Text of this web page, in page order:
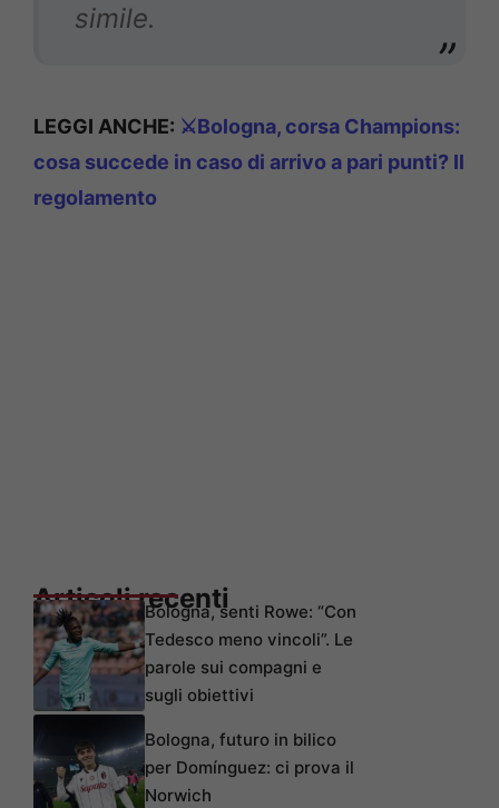
simile.
LEGGI ANCHE: ⚔️Bologna, corsa Champions:
cosa succede in caso di arrivo a pari punti? Il
regolamento
Articoli recentiBologna, senti Rowe: “Con
Tedesco meno vincoli”. Le
parole sui compagni e
sugli obiettivi
Bologna, futuro in bilico
per Domínguez: ci prova il
Norwich